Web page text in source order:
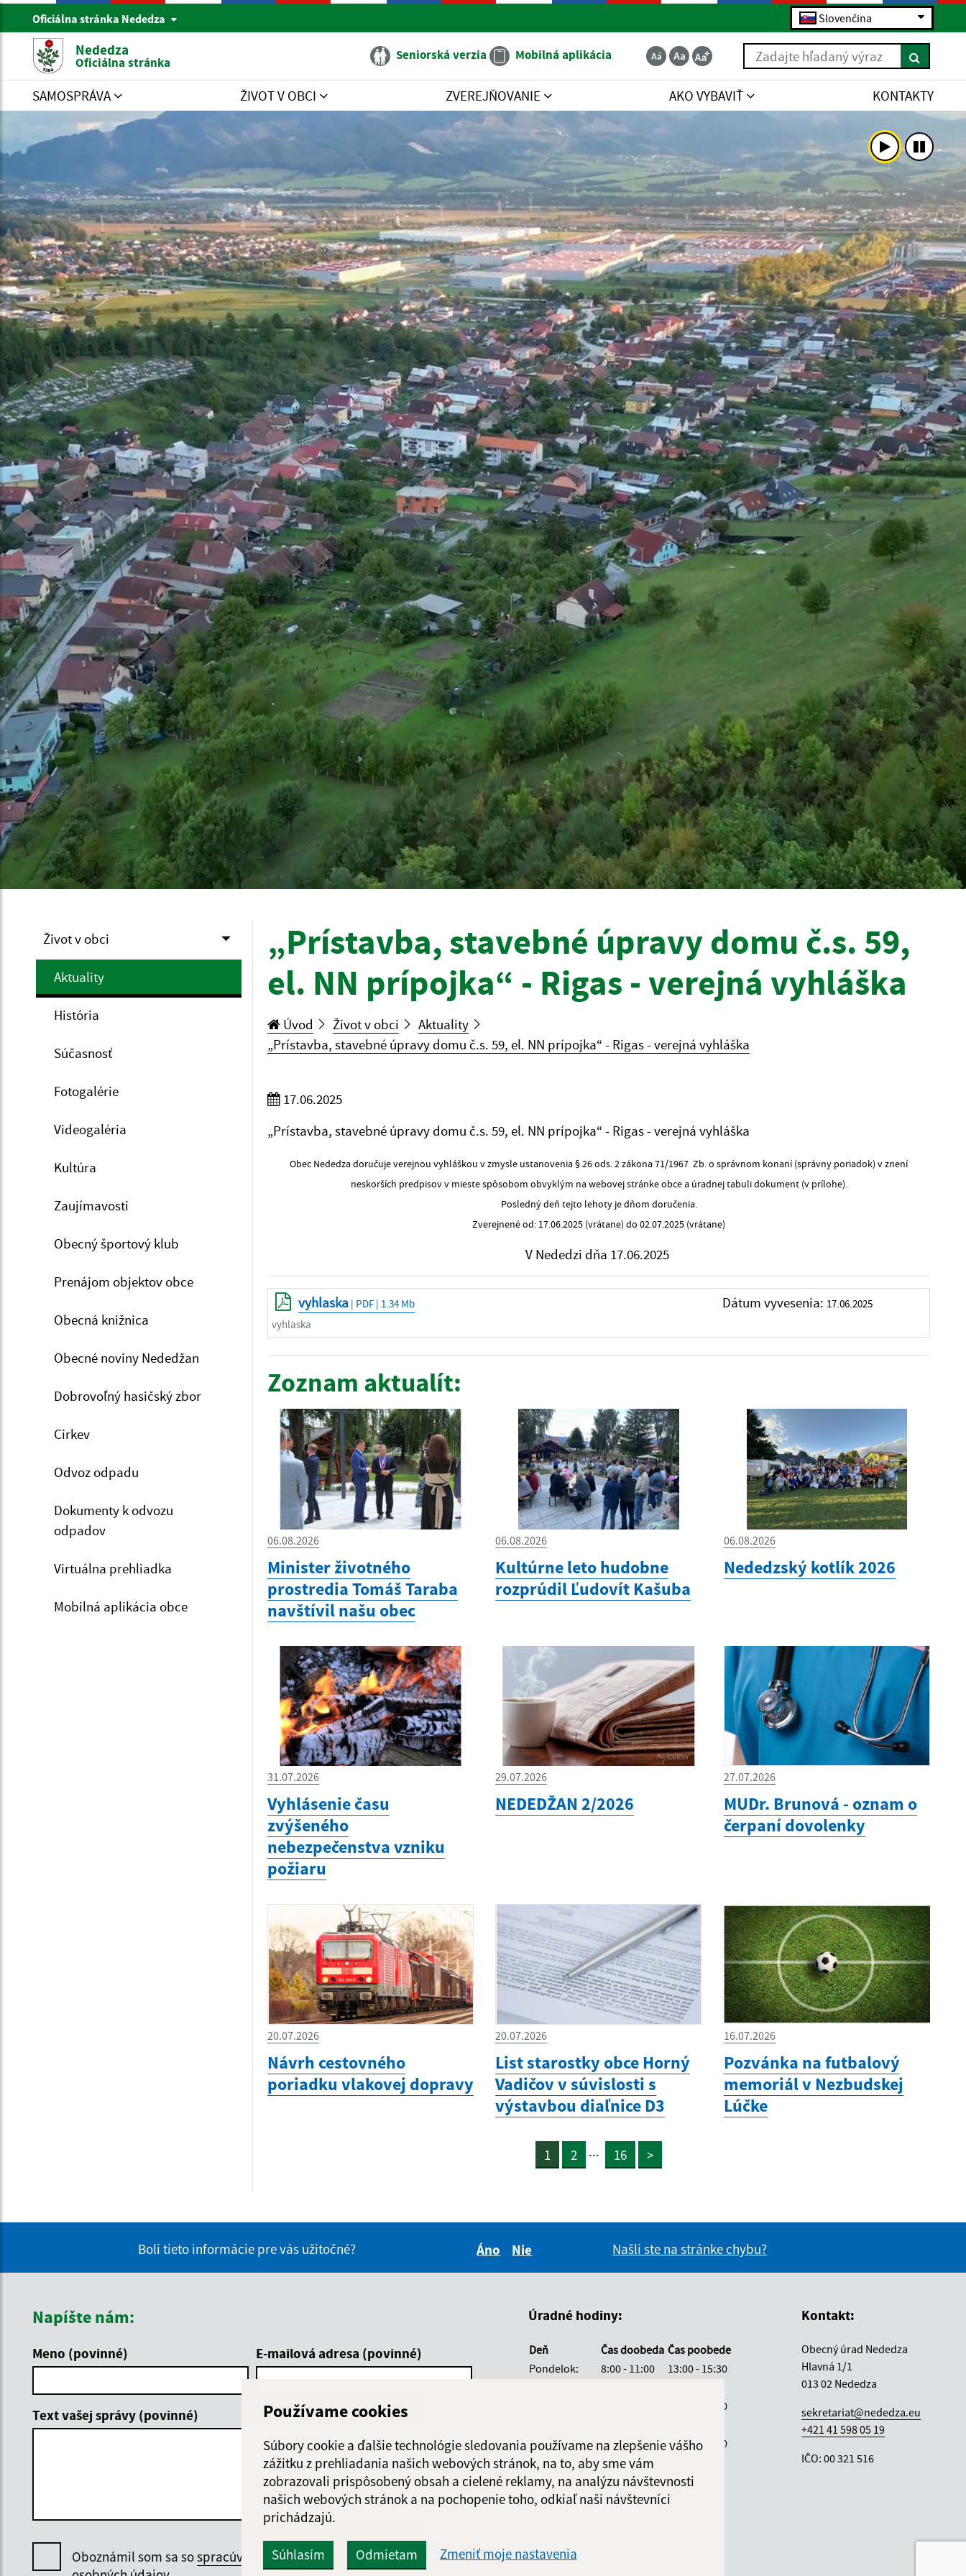
Používame cookies
Súbory cookie a ďalšie technológie sledovania používame na zlepšenie vášho
zážitku z prehliadania našich webových stránok, na to, aby sme vám
zobrazovali prispôsobený obsah a cielené reklamy, na analýzu návštevnosti
našich webových stránok a na pochopenie toho, odkiaľ naši návštevníci
prichádzajú.
Súhlasím Odmietam Zmeniť moje nastavenia
Oficiálna stránka Nededza Slovenčina
Nededza
Oficiálna stránka Seniorská verzia Mobilná aplikácia Zadajte hľadaný výraz
SAMOSPRÁVA ŽIVOT V OBCI ZVEREJŇOVANIE AKO VYBAVIŤ KONTAKTY
Život v obci
Aktuality
História
Súčasnosť
Fotogalérie
Videogaléria
Kultúra
Zaujímavosti
Obecný športový klub
Prenájom objektov obce
Obecná knižnica
Obecné noviny Nededžan
Dobrovoľný hasičský zbor
Cirkev
Odvoz odpadu
Dokumenty k odvozu
odpadov
Virtuálna prehliadka
Mobilná aplikácia obce
„Prístavba, stavebné úpravy domu č.s. 59,
el. NN prípojka“ - Rigas - verejná vyhláška
Úvod Život v obci
Aktuality
„Prístavba, stavebné úpravy domu č.s. 59, el. NN prípojka“ - Rigas - verejná vyhláška
17.06.2025
„Prístavba, stavebné úpravy domu č.s. 59, el. NN prípojka“ - Rigas - verejná vyhláška
Obec Nededza doručuje verejnou vyhláškou v zmysle ustanovenia § 26 ods. 2 zákona 71/1967 Zb. o správnom konaní (správny poriadok) v znení
neskorších predpisov v mieste spôsobom obvyklým na webovej stránke obce a úradnej tabuli dokument (v prílohe).
Posledný deň tejto lehoty je dňom doručenia.
Zverejnené od: 17.06.2025 (vrátane) do 02.07.2025 (vrátane)
V Nededzi dňa 17.06.2025
vyhlaska| PDF | 1.34 Mb Dátum vyvesenia: 17.06.2025
vyhlaska
Zoznam aktualít:
06.08.2026
Minister životného
prostredia Tomáš Taraba
navštívil našu obec
06.08.2026
Kultúrne leto hudobne
rozprúdil Ľudovít Kašuba
06.08.2026
Nededzský kotlík 2026
31.07.2026
Vyhlásenie času
zvýšeného
nebezpečenstva vzniku
požiaru
29.07.2026
NEDEDŽAN 2/2026
27.07.2026
MUDr. Brunová - oznam o
čerpaní dovolenky
20.07.2026
Návrh cestovného
poriadku vlakovej dopravy
20.07.2026
List starostky obce Horný
Vadičov v súvislosti s
výstavbou diaľnice D3
16.07.2026
Pozvánka na futbalový
memoriál v Nezbudskej
Lúčke
1 2 ... 16 >
Boli tieto informácie pre vás užitočné?
Áno
Nie
Našli ste na stránke chybu?
Napíšte nám:
Meno (povinné) E-mailová adresa (povinné)
Text vašej správy (povinné)
Oboznámil som sa sospracúvaním
Google reCaptcha Response
Odoslať správu
Úradné hodiny:
Deň Čas doobeda Čas poobede
Pondelok:
8:00 - 11:00
13:00 - 15:30
13:00 - 17:00
Piatok:
8:00 - 11:00
12:30 - 14:00
Obedňajšia prestávka:
Kontakt:
Obecný úrad Nededza
Hlavná 1/1
013 02 Nededza
sekretariat@nededza.eu
+421 41 598 05 19
IČO: 00 321 516